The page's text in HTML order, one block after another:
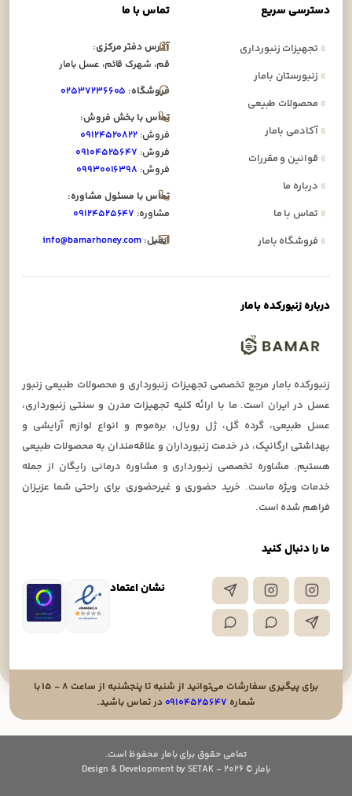
ما را دنبال کنید
نشان اعتماد
دسترسی سریع
»تجهیزات زنبورداری
»زنبورستان بامار
»محصولات طبیعی
»آکادمی بامار
»قوانین و مقررات
»درباره ما
»تماس با ما
»فروشگاه بامار
تماس با ما
آدرس دفتر مرکزی:
قم، شهرک قائم، عسل بامار
فروشگاه: ۰۲۵۳۷۲۳۶۶۰۵
تماس با بخش فروش:
فروش: ۰۹۱۲۴۵۲۰۸۲۲
فروش: ۰۹۱۰۴۵۲۵۶۴۷
فروش: ۰۹۹۳۰۰۱۶۳۹۸
تماس با مسئول مشاوره:
مشاوره: ۰۹۱۲۴۵۲۵۶۴۷
ایمیل: info@bamarhoney.com
درباره زنبورکده بامار
زنبورکده بامار مرجع تخصصی تجهیزات زنبورداری و محصولات طبیعی زنبور
عسل در ایران است. ما با ارائه کلیه تجهیزات مدرن و سنتی زنبورداری،
عسل طبیعی، گرده گل، ژل رویال، بره‌موم و انواع لوازم آرایشی و
بهداشتی ارگانیک، در خدمت زنبورداران و علاقه‌مندان به محصولات طبیعی
هستیم. مشاوره تخصصی زنبورداری و مشاوره درمانی رایگان از جمله
خدمات ویژه ماست. خرید حضوری و غیرحضوری برای راحتی شما عزیزان
فراهم شده است.
برای پیگیری سفارشات می‌توانید از شنبه تا پنجشنبه از ساعت ۸ - ۱۵ با
شماره ۰۹۱۰۴۵۲۵۶۴۷در تماس باشید.
تمامی حقوق برای بامار محفوظ است.
بامار © 2026 - Design & Development by SETAK